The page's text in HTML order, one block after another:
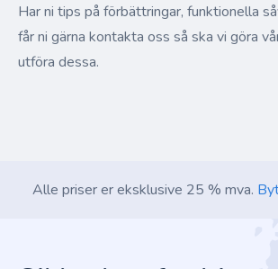
Har ni tips på förbättringar, funktionella
får ni gärna kontakta oss så ska vi göra
utföra dessa.
Alle priser er eksklusive 25 % mva.